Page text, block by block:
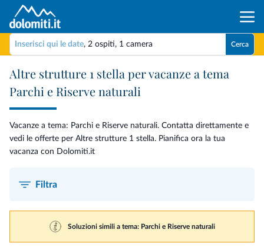
Inserisci qui le date, 2 ospiti, 1 camera Cerca
Altre strutture 1 stella per vacanze a tema
Parchi e Riserve naturali
Vacanze a tema: Parchi e Riserve naturali. Contatta direttamente e
vedi le offerte per Altre strutture 1 stella. Pianifica ora la tua
vacanza con Dolomiti.it
Filtra
Soluzioni simili a tema: Parchi e Riserve naturali